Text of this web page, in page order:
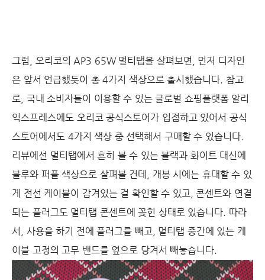
그럼, 오리코의 AP3 65W 멀티탭을 살펴보면, 먼저 디자인
은 앞서 언급했듯이 총 4가지 색상으로 출시했습니다. 참고
로, 국내 소비자들이 이용할 수 있는 글로벌 쇼핑플랫폼 알리
익스프레스에도 오리코 공식스토어가 입점하고 있어서 공식
스토어에서도 4가지 색상 중 선택해서 구매할 수 있습니다.
리뷰에선 멀티탭에서 흔히 볼 수 있는 블랙과 화이트 대신에
블루와 퍼플 색상으로 살펴볼 건데, 개봉 시에는 휴대할 수 있
게 전선 케이블이 감겨있는 걸 확인할 수 있고, 콘센트와 연결
되는 플러그도 멀티탭 콘센트에 꽂힌 상태로 있습니다. 따라
서, 사용을 하기 전에 플러그를 빼고, 멀티탭 중간에 있는 케
이블 고정의 고무 밴드를 옆으로 당겨서 빼놓습니다.